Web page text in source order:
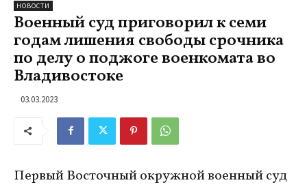
НОВОСТИ
Военный суд приговорил к семи
годам лишения свободы срочника
по делу о поджоге военкомата во
Владивостоке
03.03.2023
Первый Восточный окружной военный суд